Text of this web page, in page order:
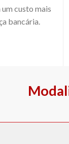
custo mais
bancária.